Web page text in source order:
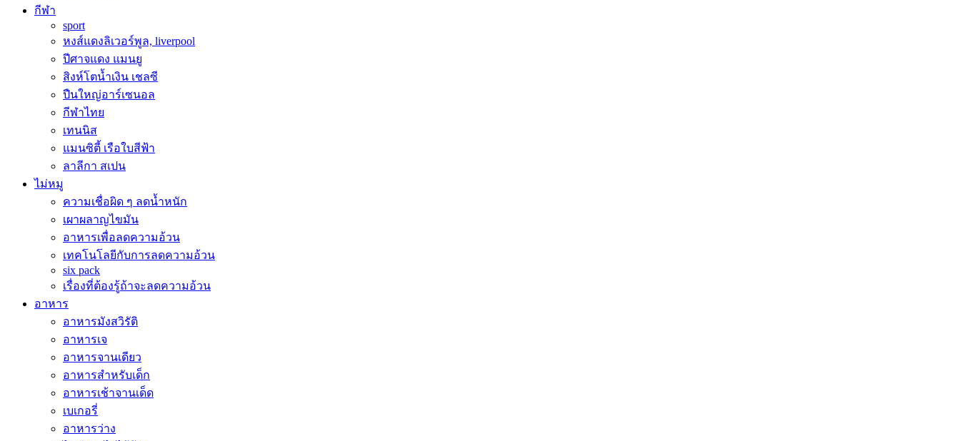
กีฬา
sport
หงส์แดงลิเวอร์พูล, liverpool
ปีศาจแดง แมนยู
สิงห์โตน้ำเงิน เชลซี
ปืนใหญ่อาร์เซนอล
กีฬาไทย
เทนนิส
แมนซิตี้ เรือใบสีฟ้า
ลาลีกา สเปน
ไม่หมู
ความเชื่อผิด ๆ ลดน้ำหนัก
เผาผลาญไขมัน
อาหารเพื่อลดความอ้วน
เทคโนโลยีกับการลดความอ้วน
six pack
เรื่องที่ต้องรู้ถ้าจะลดความอ้วน
อาหาร
อาหารมังสวิรัติ
อาหารเจ
อาหารจานเดียว
อาหารสำหรับเด็ก
อาหารเช้าจานเด็ด
เบเกอรี่
อาหารว่าง